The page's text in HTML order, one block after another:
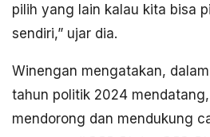
pilih yang lain kalau kita bisa
sendiri,” ujar dia.
Winengan mengatakan,
tahun politik 2024
mendorong dan mendukung